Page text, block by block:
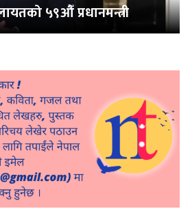
५९औँ प्रधानमन्त्री